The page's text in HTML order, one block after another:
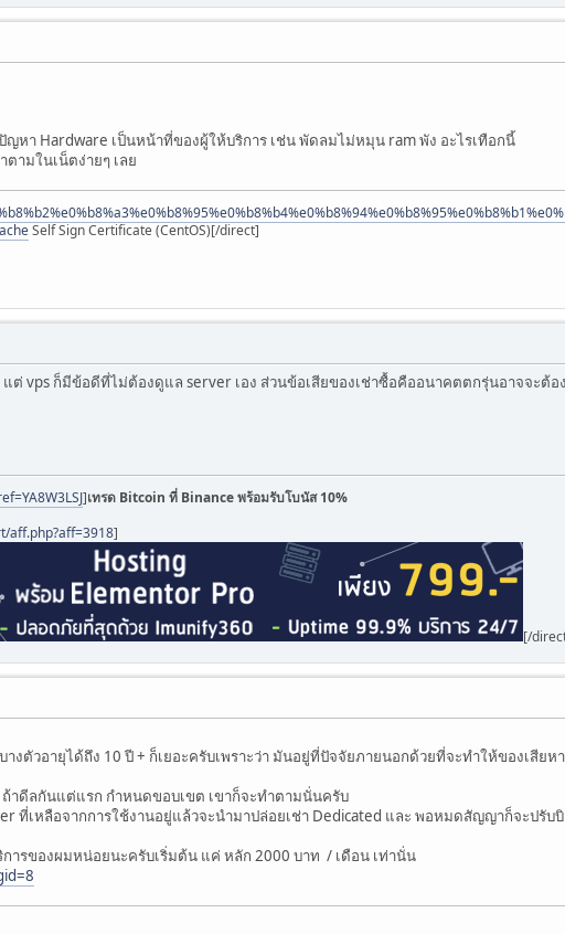
ญหา Hardware เป็นหน้าที่ของผู้ให้บริการ เช่น พัดลมไม่หมุน ram พัง อะไรเทือกนี้
ามในเน็ตง่ายๆ เลย
Self Sign Certificate (CentOS)[/direct]
ต่ vps ก็มีข้อดีที่ไม่ต้องดูแล server เอง ส่วนข้อเสียของเช่าซื้อคืออนาคตตกรุ่นอาจจะต้
]เทรด Bitcoin ที่ Binance พร้อมรับโบนัส 10%
aff.php?aff=3918]
[/
งตัวอายุได้ถึง 10 ปี + ก็เยอะครับเพราะว่า มันอยู่ที่ปัจจัยภายนอกด้วยที่จะทำให้ของเสีย
าดีลกันแต่แรก กำหนดขอบเขต เขาก็จะทำตามนั่นครับ
ที่เหลือจากการใช้งานอยู่แล้วจะนำมาปล่อยเช่า Dedicated และ พอหมดสัญญาก็จะปรับ
การของผมหน่อยนะครับเริ่มต้น แค่ หลัก 2000 บาท / เดือน เท่านั่น